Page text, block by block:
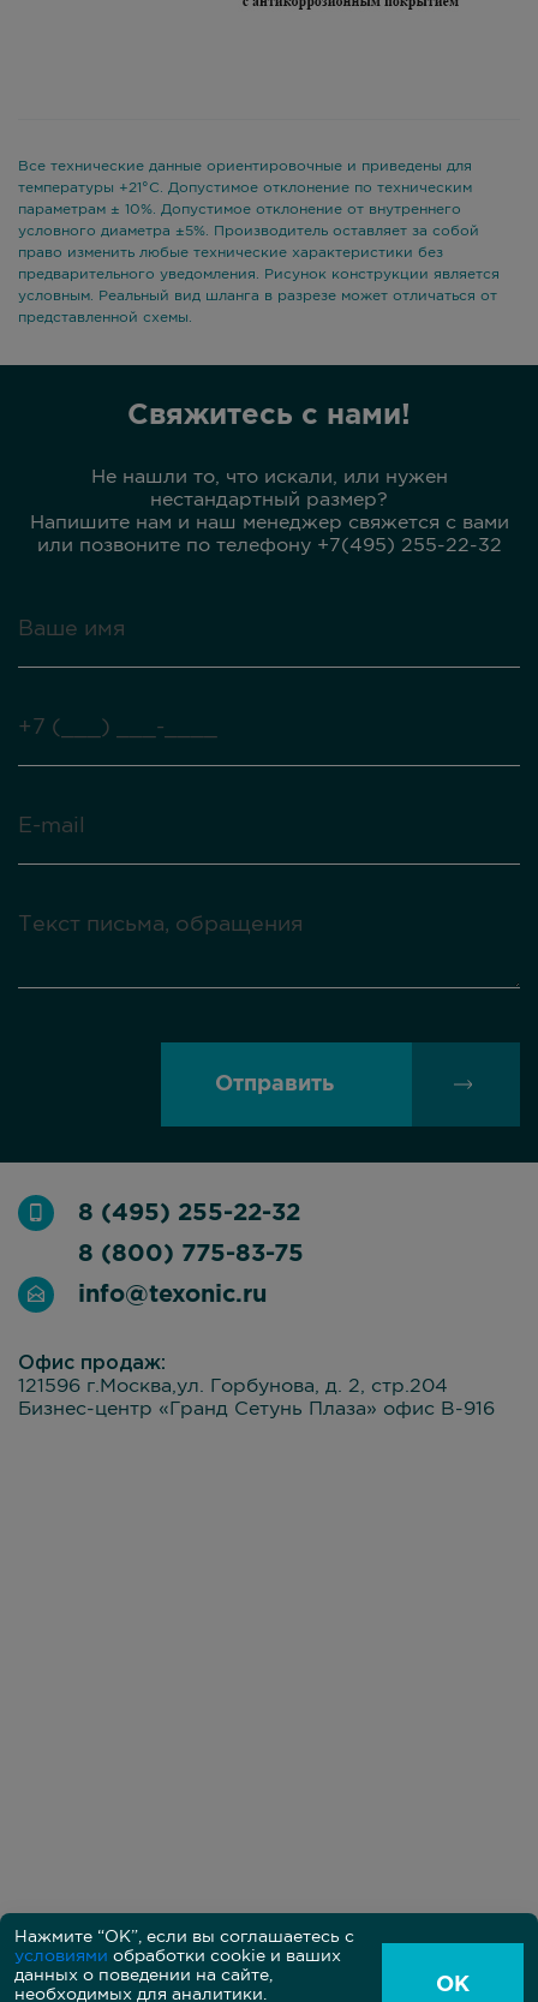
Все технические данные ориентировочные и приведены для
температуры +21°С. Допустимое отклонение по техническим
параметрам ± 10%. Допустимое отклонение от внутреннего
условного диаметра ±5%. Производитель оставляет за собой
право изменить любые технические характеристики без
предварительного уведомления. Рисунок конструкции является
условным. Реальный вид шланга в разрезе может отличаться от
представленной схемы.
Свяжитесь с нами!
Не нашли то, что искали, или нужен
нестандартный размер?
Напишите нам и наш менеджер свяжется с вами
или позвоните по телефону +7(495) 255-22-32
Отправить
8 (495) 255-22-32
8 (800) 775-83-75
info@texonic.ru
Офис продаж:
121596 г.Москва,ул. Горбунова, д. 2, стр.204
Бизнес-центр «Гранд Сетунь Плаза» офис В-916
Политика в области обработки персональных данных
Пользовательское соглашение между владельцем и
пользователем сайта
Нажмите “ОК”, если вы соглашаетесь с
условиями обработки cookie и ваших
данных о поведении на сайте,
необходимых для аналитики.
ОК